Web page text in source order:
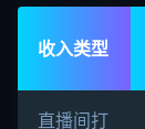
收入类型
直播间打